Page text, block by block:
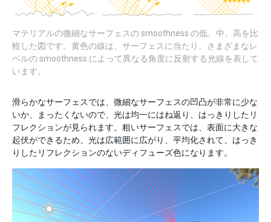
マテリアルの微細なサーフェスの smoothness の低、中、高を比
較した図です。黄色の線は、サーフェスに当たり、さまざまなレ
ベルの smoothness によって異なる角度に反射する光線を表して
います。
滑らかなサーフェスでは、微細なサーフェスの凹凸が非常に少な
いか、まったくないので、光は均一にはね返り、はっきりしたリ
フレクションが見られます。粗いサーフェスでは、表面に大きな
起伏ができるため、光は広範囲に広がり、平均化されて、はっき
りしたリフレクションのないディフューズ色になります。